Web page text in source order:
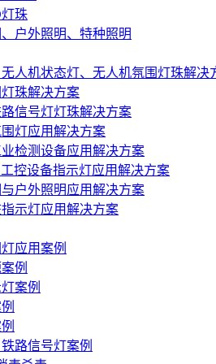
珠
户外照明、特种照明
人机状态灯、无人机氛围灯珠解决
珠解决方案
信号灯灯珠解决方案
灯应用解决方案
检测设备应用解决方案
控设备指示灯应用解决方案
户外照明应用解决方案
示灯应用解决方案
应用案例
例
案例
路信号灯案例